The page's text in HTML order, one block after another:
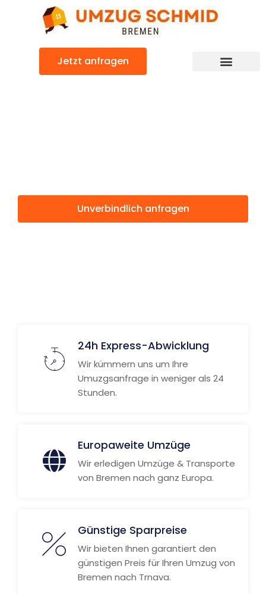
Jetzt anfragen
Unverbindlich anfragen
24h Express-Abwicklung
Wir kümmern uns um Ihre
Umuzgsanfrage in weniger als 24
Stunden.
Europaweite Umzüge
Wir erledigen Umzüge & Transporte
von Bremen nach ganz Europa.
Günstige Sparpreise
Wir bieten Ihnen garantiert den
günstigen Preis für Ihren Umzug von
Bremen nach Trnava.